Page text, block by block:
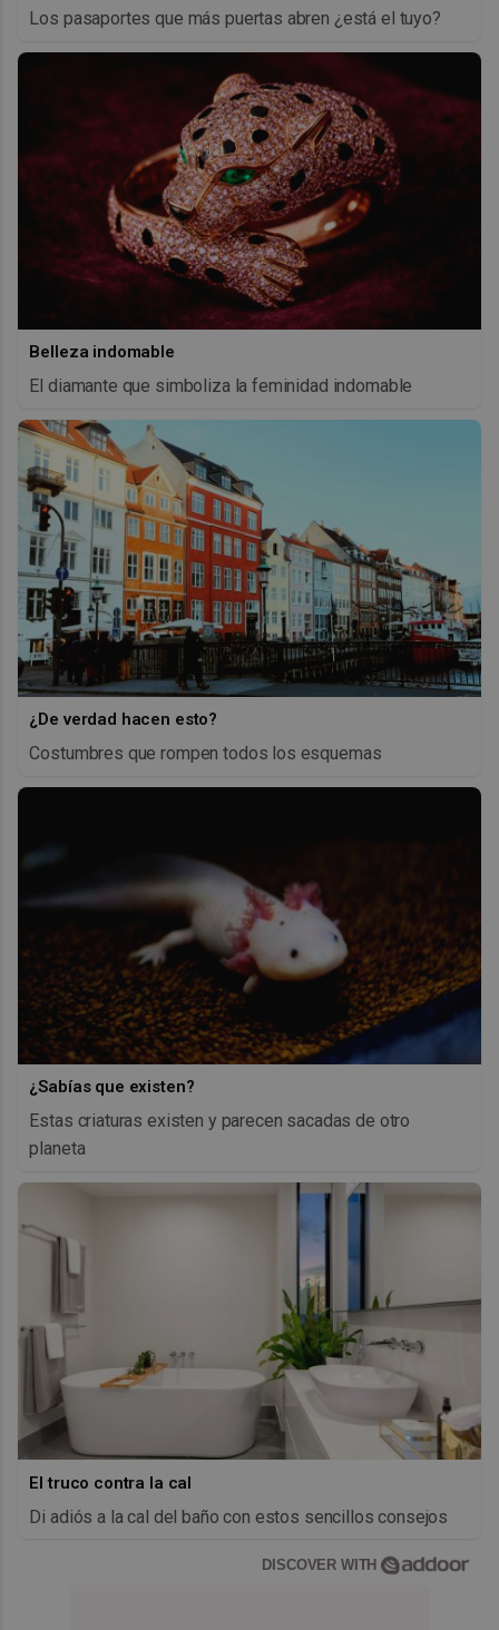
Los pasaportes que más puertas abren ¿está el tuyo?
Belleza indomable
El diamante que simboliza la feminidad indomable
¿De verdad hacen esto?
Costumbres que rompen todos los esquemas
¿Sabías que existen?
Estas criaturas existen y parecen sacadas de otro
planeta
El truco contra la cal
Di adiós a la cal del baño con estos sencillos consejos
DISCOVER WITH